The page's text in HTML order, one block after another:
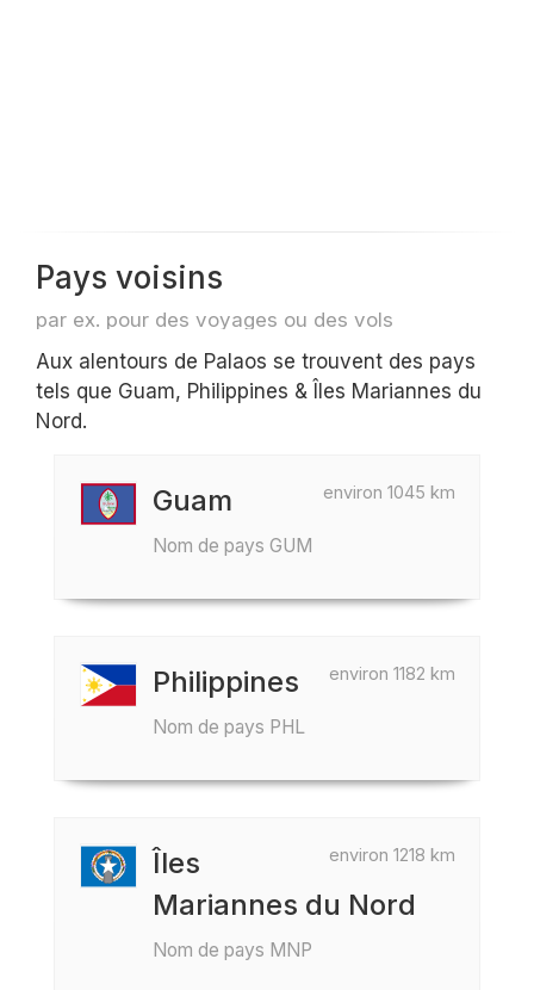
Pays voisins
par ex. pour des voyages ou des vols
Aux alentours de Palaos se trouvent des pays
tels que Guam, Philippines & Îles Mariannes du
Nord.
environ 1045 km
Guam
Nom de pays GUM
environ 1182 km
Philippines
Nom de pays PHL
environ 1218 km
Îles
Mariannes du Nord
Nom de pays MNP